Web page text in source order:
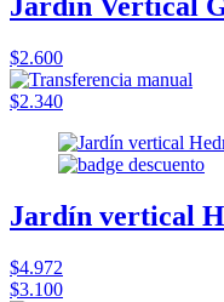
Jardín Vertical
$2.600
$2.340
Jardín vertical
$4.972
$3.100